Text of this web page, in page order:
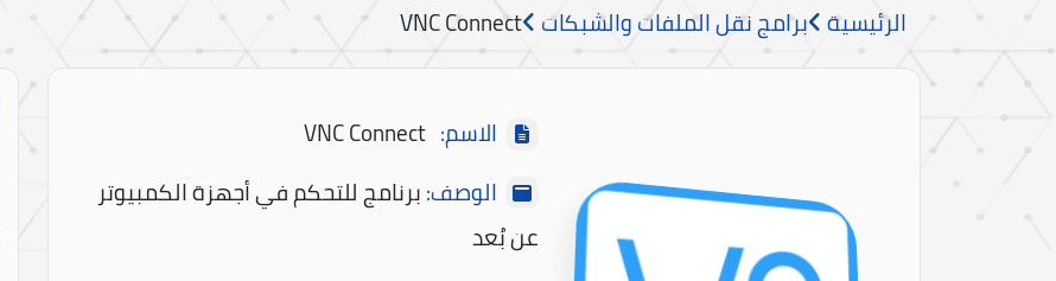
الرئيسية برامج نقل الملفات والشبكات VNC Connect
الاسم: VNC Connect
الوصف:برنامج للتحكم في أجهزة الكمبيوتر
عن بُعد